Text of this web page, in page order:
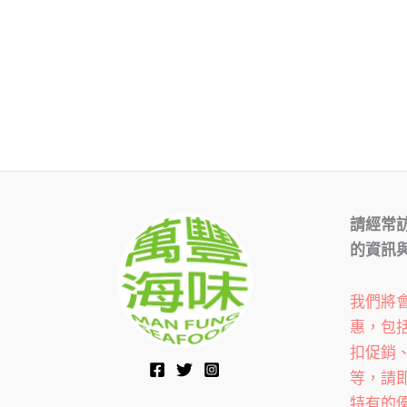
請經常
的資訊
我們將
惠，包
扣促銷
等，請